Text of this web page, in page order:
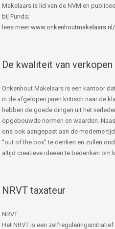
Makelaars is lid van de NVM en
bij Funda;
lees meer
De kwaliteit van verkopen
Onkenhout Makelaars is een kantoor
in de afgelopen jaren kritisch naar de
hebben de goede dingen uit het
opgebouwde normen en waarden.
ons ook aangepast aan de moderne
“out of the box” te denken en zullen
altijd creatieve ideeën te bedenken om
NRVT taxateur
NRVT
Het NRVT is een